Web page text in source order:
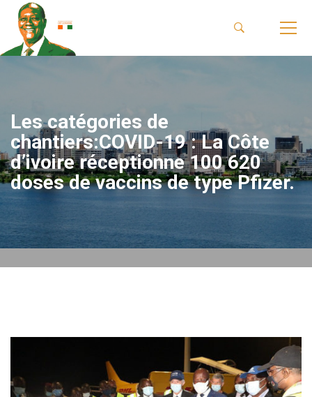
Les catégories de
chantiers:COVID-19 : La Côte
d’ivoire réceptionne 100 620
doses de vaccins de type Pfizer.